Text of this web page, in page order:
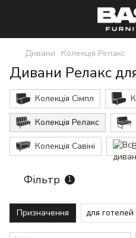
Дивани Колекція Релакс
Дивани Релакс
Колекція Сімпл
Колекція Релакс
Колекція Савіні
Фільтр 1
Призначення для готелей